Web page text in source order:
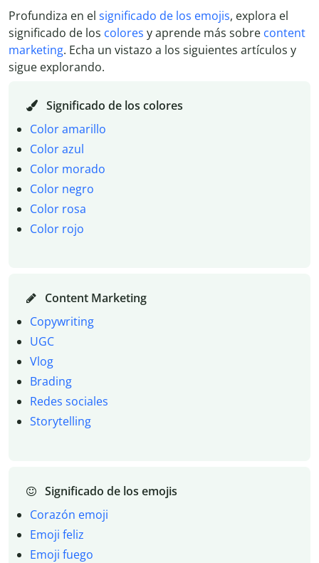
Profundiza en el significado de los emojis, explora el
significado de los colores y aprende más sobre content
marketing. Echa un vistazo a los siguientes artículos y
sigue explorando.
Significado de los colores
Color amarillo
Color azul
Color morado
Color negro
Color rosa
Color rojo
Content Marketing
Copywriting
UGC
Vlog
Brading
Redes sociales
Storytelling
Significado de los emojis
Corazón emoji
Emoji feliz
Emoji fuego